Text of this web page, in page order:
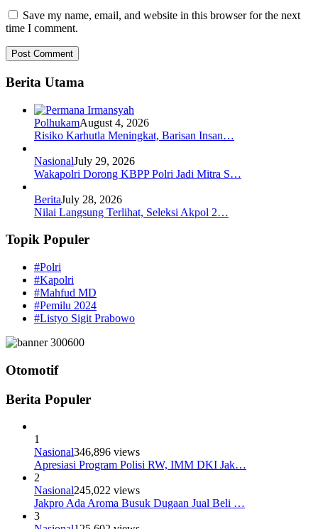
Save my name, email, and website in this browser for the next
time I comment.
Berita Utama
PolhukamAugust 4, 2026
Risiko Karhutla Meningkat, Barisan Insan…
NasionalJuly 29, 2026
Wakapolri Dorong KBPP Polri Jadi Mitra S…
BeritaJuly 28, 2026
Nilai Langsung Terlihat, Seleksi Akpol 2…
Topik Populer
#Polri
#Kapolri
#Mahfud MD
#Pemilu 2024
#Listyo Sigit Prabowo
Otomotif
Berita Populer
1
Nasional346,896 views
Apresiasi Program Polisi RW, IMM DKI Jak…
2
Nasional245,022 views
Jakpro Ada Aroma Busuk Dugaan Jual Beli …
3